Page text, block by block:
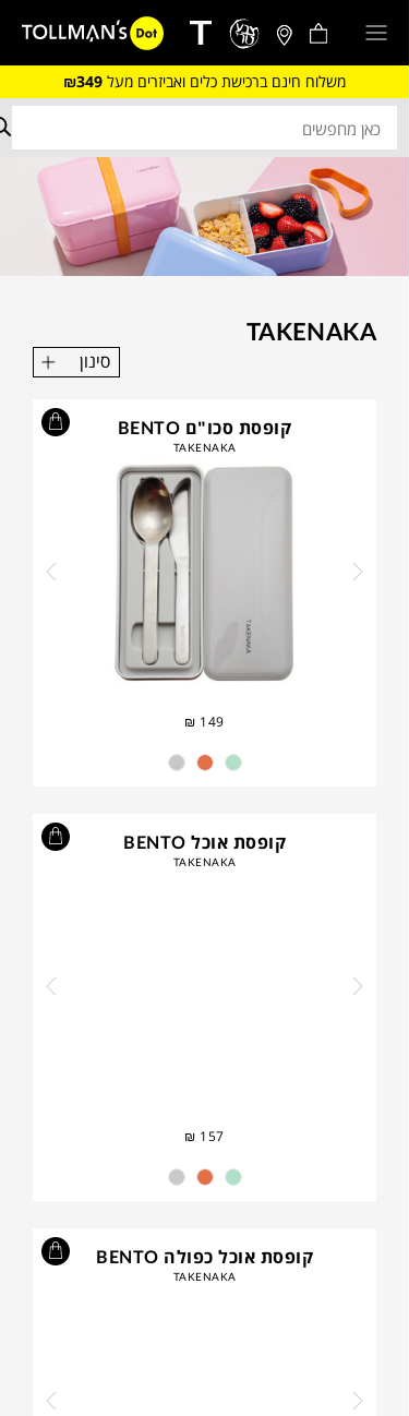
משלוח חינם ברכישת כלים ואביזרים מעל ₪349
TAKENAKA
סינון
קופסת סכו"ם BENTO
TAKENAKA
₪ 149
קופסת אוכל BENTO
TAKENAKA
₪ 157
קופסת אוכל כפולה BENTO
TAKENAKA